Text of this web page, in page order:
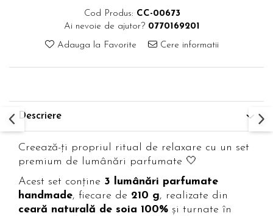
Cod Produs: CC-00673
Ai nevoie de ajutor? 0770169201
Adauga la Favorite Cere informatii
Descriere
Creează-ți propriul ritual de relaxare cu un set
premium de lumânări parfumate 🤍
Acest set conține 3 lumânări parfumate
handmade, fiecare de 210 g, realizate din
ceară naturală de soia 100% și turnate în